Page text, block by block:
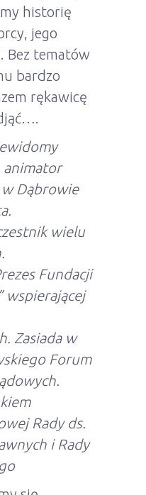
historię
jego
Bez tematów
bardzo
rękawicę
animator
Dąbrowie
wielu
Fundacji
wspierającej
Zasiada w
Forum
Rady ds.
i Rady